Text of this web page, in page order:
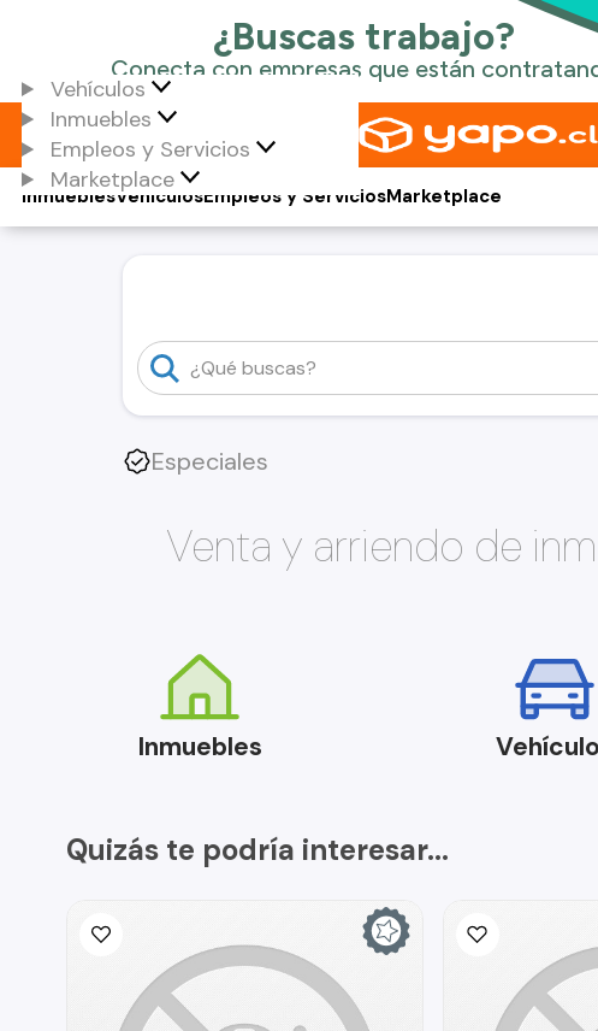
Vehículos
Inmuebles
Empleos y Servicios
Marketplace
Vehículos
Inmuebles Empleos y ServiciosMarketplace
Especiales
Venta y arriendo de
Inmuebles
Quizás te podría interesar...